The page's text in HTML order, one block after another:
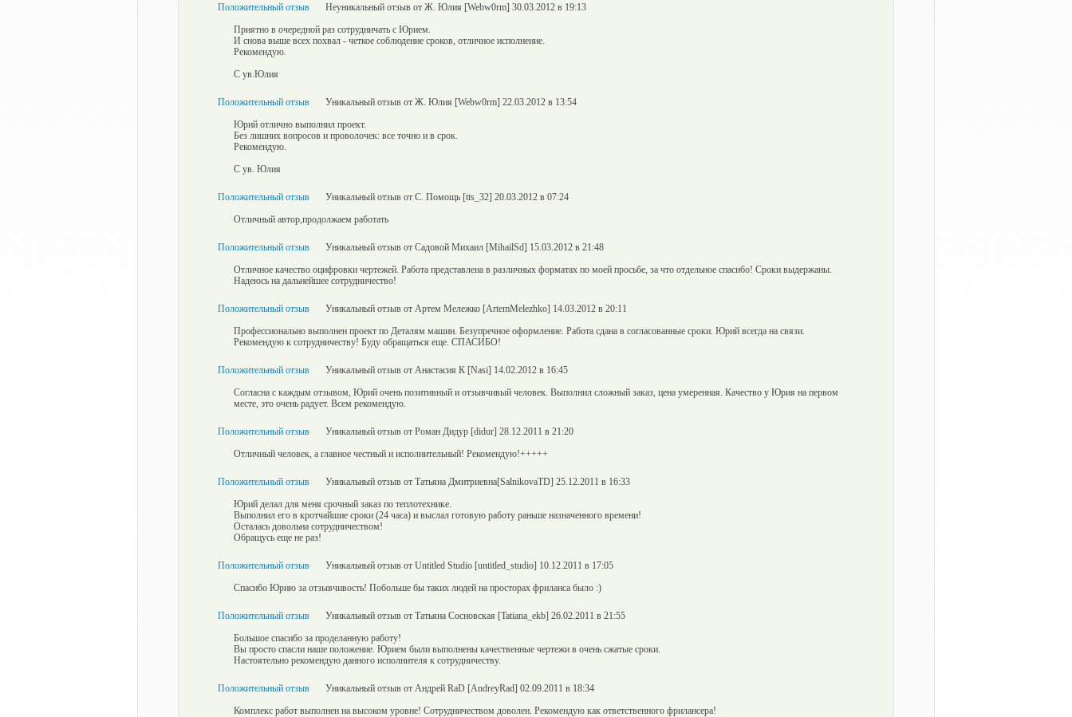
Положительный отзыв
Неуникальный отзыв от Ж. Юлия [Webw0rm] 30.03.2012 в 19:13
Приятно в очередной раз сотрудничать с Юрием.
И снова выше всех похвал - четкое соблюдение сроков, отличное исполнение.
Рекомендую.
С ув.Юлия
Положительный отзыв
Уникальный отзыв от Ж. Юлия [Webw0rm] 22.03.2012 в 13:54
Юрий отлично выполнил проект.
Без лишних вопросов и проволочек: все точно и в срок.
Рекомендую.
С ув. Юлия
Положительный отзыв
Уникальный отзыв от С. Помощь [tts_32] 20.03.2012 в 07:24
Отличный автор,продолжаем работать
Положительный отзыв
Уникальный отзыв от Садовой Михаил [MihailSd] 15.03.2012 в 21:48
Отличное качество оцифровки чертежей. Работа представлена в различных форматах по моей просьбе, за что отдельное спасибо! Сроки выдержаны.
Надеюсь на дальнейшее сотрудничество!
Положительный отзыв
Уникальный отзыв от Артем Мележко [ArtemMelezhko] 14.03.2012 в 20:11
Профессионально выполнен проект по Деталям машин. Безупречное оформление. Работа сдана в согласованные сроки. Юрий всегда на связи.
Рекомендую к сотрудничеству! Буду обращаться еще. СПАСИБО!
Положительный отзыв
Уникальный отзыв от Анастасия К [Nasi] 14.02.2012 в 16:45
Согласна с каждым отзывом, Юрий очень позитивный и отзывчивый человек. Выполнил сложный заказ, цена умеренная. Качество у Юрия на первом
месте, это очень радует. Всем рекомендую.
Положительный отзыв
Уникальный отзыв от Роман Дидур [didur] 28.12.2011 в 21:20
Отличный человек, а главное честный и исполнительный! Рекомендую!+++++
Положительный отзыв
Уникальный отзыв от Татьяна Дмитриевна[SalnikovaTD] 25.12.2011 в 16:33
Юрий делал для меня срочный заказ по теплотехнике.
Выполнил его в кротчайшие сроки (24 часа) и выслал готовую работу раньше назначенного времени!
Осталась довольна сотрудничеством!
Обращусь еще не раз!
Положительный отзыв
Уникальный отзыв от Untitled Studio [untitled_studio] 10.12.2011 в 17:05
Спасибо Юрию за отзывчивость! Побольше бы таких людей на просторах фриланса было :)
Положительный отзыв
Уникальный отзыв от Татьяна Сосновская [Tatiana_ekb] 26.02.2011 в 21:55
Большое спасибо за проделанную работу!
Вы просто спасли наше положение. Юрием были выполнены качественные чертежи в очень сжатые сроки.
Настоятельно рекомендую данного исполнителя к сотрудничеству.
Положительный отзыв
Уникальный отзыв от Андрей RaD [AndreyRad] 02.09.2011 в 18:34
Комплекс работ выполнен на высоком уровне! Сотрудничеством доволен. Рекомендую как ответственного фрилансера!